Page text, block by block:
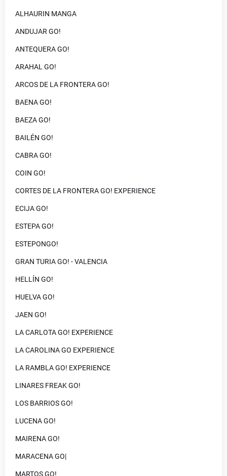
ALHAURIN MANGA
ANDUJAR GO!
ANTEQUERA GO!
ARAHAL GO!
ARCOS DE LA FRONTERA GO!
BAENA GO!
BAEZA GO!
BAILÉN GO!
CABRA GO!
COIN GO!
CORTES DE LA FRONTERA GO! EXPERIENCE
ECIJA GO!
ESTEPA GO!
ESTEPONGO!
GRAN TURIA GO! - VALENCIA
HELLÍN GO!
HUELVA GO!
JAEN GO!
LA CARLOTA GO! EXPERIENCE
LA CAROLINA GO EXPERIENCE
LA RAMBLA GO! EXPERIENCE
LINARES FREAK GO!
LOS BARRIOS GO!
LUCENA GO!
MAIRENA GO!
MARACENA GO|
MARTOS GO!